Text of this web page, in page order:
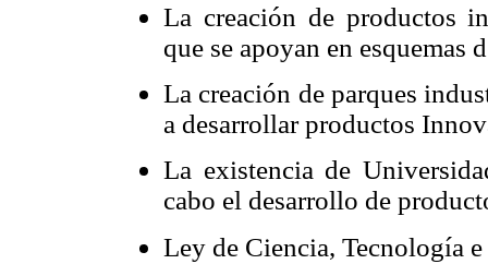
La creación de productos
que se apoyan en esquemas
La creación de parques
a desarrollar productos
La existencia de
cabo el desarrollo de
Ley de Ciencia, Tecnología